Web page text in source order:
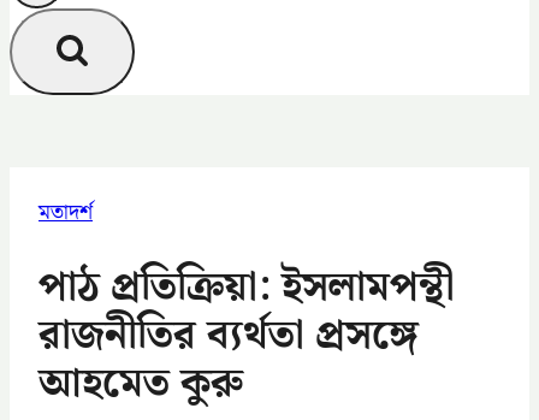
মতাদর্শ
পাঠ প্রতিক্রিয়া: ইসলামপন্থী
রাজনীতির ব্যর্থতা প্রসঙ্গে
আহমেত কুরু